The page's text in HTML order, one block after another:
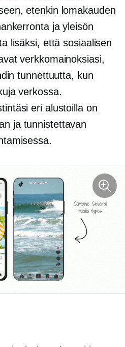
etenkin lomakauden
ja yleisön
lisäksi, että sosiaalisen
verkkomainoksiasi,
tunnettuutta, kun
verkossa.
eri alustoilla on
ja tunnistettavan